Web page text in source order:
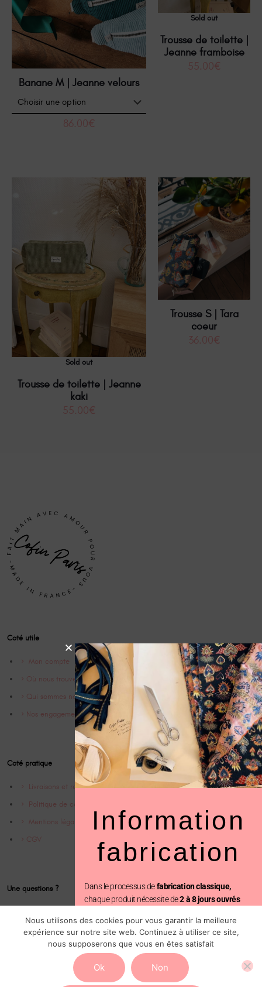
Banane M | Jeanne velours
86.00€
Sold out
Trousse de toilette |
Jeanne framboise
55.00€
Sold out
Trousse de toilette | Jeanne
kaki
55.00€
Trousse S | Tara
coeur
36.00€
Coté utile
Mon compte
Où nous trouver
Qui sommes nous ?
Nos engagements
Coté pratique
Livraisons et retrours
Politique de confidentialité
Mentions légales
CGV
Une questions ?
Instagram @Cofinparis
Nous utilisons des cookies pour vous garantir la meilleure
expérience sur notre site web. Continuez à utiliser ce site,
nous supposerons que vous en êtes satisfait
Ok Non
Information
fabrication
Dans le processus defabrication classique,
chaque produit nécessite de2 à 8 jours ouvrés
En revanche, avec lafabrication prioritaire, votre
commande est traitée en seulement2 jours
ouvrés, suivi de l’expédition.
Vous pouvez ajouter cette option au moment du